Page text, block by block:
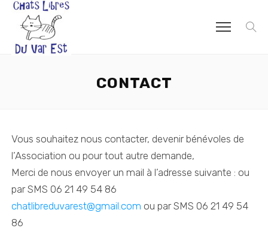
CONTACT
Vous souhaitez nous contacter, devenir bénévoles de
l’Association ou pour tout autre demande,
Merci de nous envoyer un mail à l’adresse suivante : ou
par SMS 06 21 49 54 86
chatlibreduvarest@gmail.com ou par SMS 06 21 49 54
86